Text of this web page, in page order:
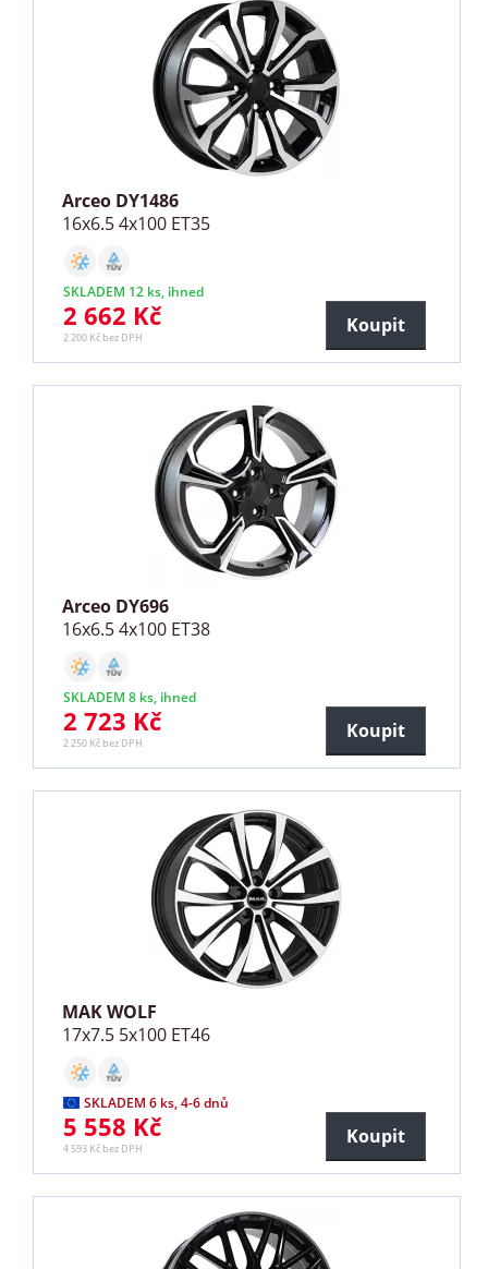
Arceo DY1486
16x6.5 4x100 ET35
SKLADEM 12 ks, ihned
2 662 Kč
2 200 Kč bez DPH
Koupit
Arceo DY696
16x6.5 4x100 ET38
SKLADEM 8 ks, ihned
2 723 Kč
2 250 Kč bez DPH
Koupit
MAK WOLF
17x7.5 5x100 ET46
SKLADEM 6 ks, 4-6 dnů
5 558 Kč
4 593 Kč bez DPH
Koupit